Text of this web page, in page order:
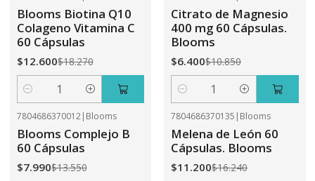
Blooms Biotina Q10
Colageno Vitamina C
60 Cápsulas
$12.600$18.270
Cantidad
Citrato de Magnesio
400 mg 60 Cápsulas.
Blooms
$6.400$10.850
Cantidad
7804686370012| Blooms
Blooms Complejo B
60 Cápsulas
$7.990$13.550
7804686370135 | Blooms
Melena de León 60
Cápsulas. Blooms
$11.200$16.240